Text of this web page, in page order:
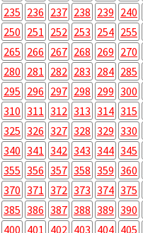
235 236 237 238 239 240
250 251 252 253 254 255
265 266 267 268 269 270
280 281 282 283 284 285
295 296 297 298 299 300
310 311 312 313 314 315
325 326 327 328 329 330
340 341 342 343 344 345
355 356 357 358 359 360
370 371 372 373 374 375
385 386 387 388 389 390
400 401 402 403 404 405